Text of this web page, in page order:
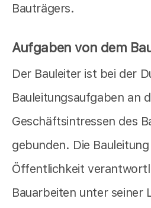
Bauträgers.
Aufgaben von dem
Der Bauleiter ist bei der
Bauleitungsaufgaben an
Geschäftsintressen des
gebunden. Die
Öffentlichkeit
Bauarbeiten unter seiner